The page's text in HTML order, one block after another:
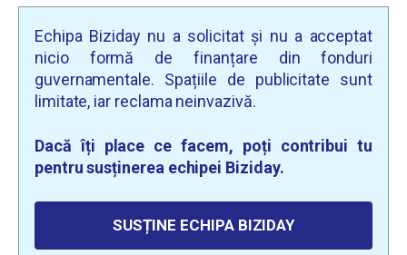
Echipa Biziday nu a solicitat și nu a acceptat
nicio formă de finanțare din fonduri
guvernamentale. Spațiile de publicitate sunt
limitate, iar reclama neinvazivă.
Dacă îți place ce facem, poți contribui tu
pentru susținerea echipei Biziday.
SUSȚINE ECHIPA BIZIDAY